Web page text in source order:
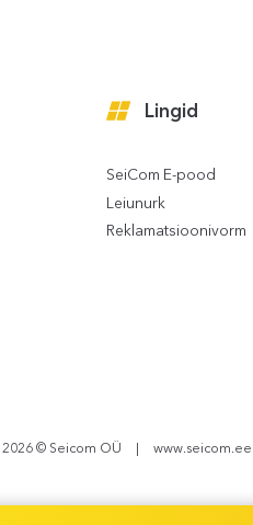
Lingid
SeiCom E-pood
Leiunurk
Reklamatsioonivorm
2026 © Seicom OÜ www.seicom.ee